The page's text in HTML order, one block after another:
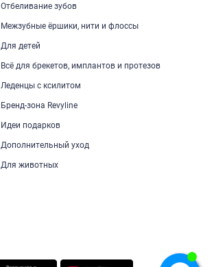
Отбеливание зубов
Межзубные ёршики, нити и флоссы
Для детей
Всё для брекетов, имплантов и протезов
Леденцы с ксилитом
Бренд-зона Revyline
Идеи подарков
Дополнительный уход
Для животных